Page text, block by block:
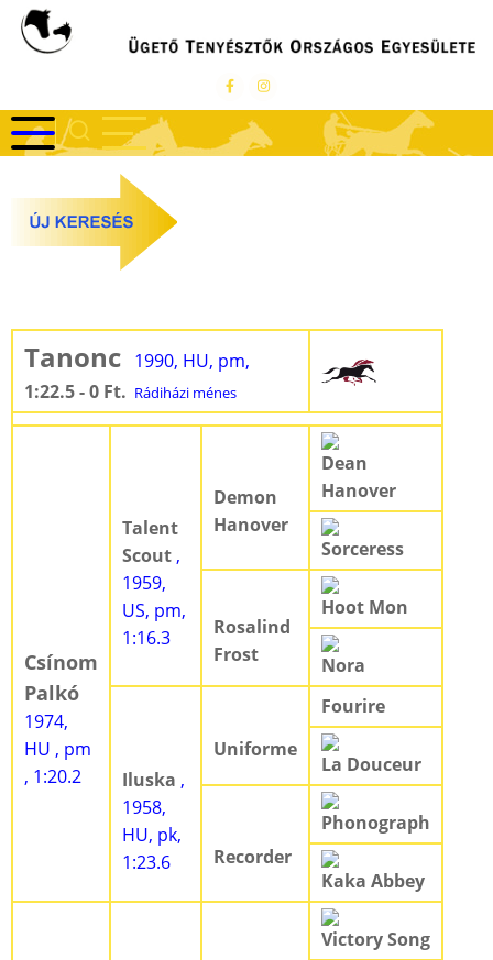
Ugrás
Tanonc 1990, HU, pm,
1:22.5 - 0 Ft. Rádiházi ménes
Csínom
Palkó
1974,
HU , pm
, 1:20.2
Talent
Scout ,
1959,
US, pm,
1:16.3
Demon
Hanover
Dean
Hanover
Sorceress
Rosalind
Frost
Hoot Mon
Nora
Iluska ,
1958,
HU, pk,
1:23.6
Uniforme
Fourire
La Douceur
Recorder
Phonograph
Kaka Abbey
Victory Song